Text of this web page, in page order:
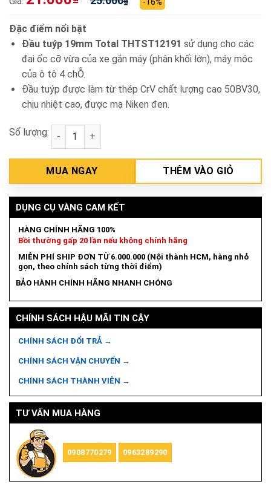
Đặc điểm nổi bật
Đầu tuýp 19mm Total THTST12191 sử dụng cho các
đai ốc cỡ vừa của xe gắn máy (phân khối lớn), máy móc
của ô tô 4 chỖ.
Đầu tuýp được làm từ thép CrV chất lượng cao 50BV30,
chịu nhiệt cao, được mạ Niken đen.
Số lượng: Đầu tuýp 19mm Total THTST12191 số lượng
MUA NGAY THÊM VÀO GIỎ
DỤNG CỤ VÀNG CAM KẾT
HÀNG CHÍNH HÃNG 100%
Bồi thường gấp 20 lần nếu không chính hãng
MIỄN PHÍ SHIP ĐƠN TỪ 6.000.000 (Nội thành HCM, hàng nhỏ
gọn, theo chính sách từng thời điểm)
BẢO HÀNH CHÍNH HÃNG NHANH CHÓNG
CHÍNH SÁCH HẬU MÃI TIN CẬY
CHÍNH SÁCH ĐỔI TRẢ →
CHÍNH SÁCH VẬN CHUYỂN →
CHÍNH SÁCH THÀNH VIÊN →
TƯ VẤN MUA HÀNG
0908770279 0963289290